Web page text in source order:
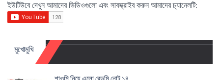
ইউটিউবে দেখুন আমাদের ভিডিওগুলো এবং সাবস্ক্রাইব করুন আমাদের চ্যানেলটি:
মুখোমুখি